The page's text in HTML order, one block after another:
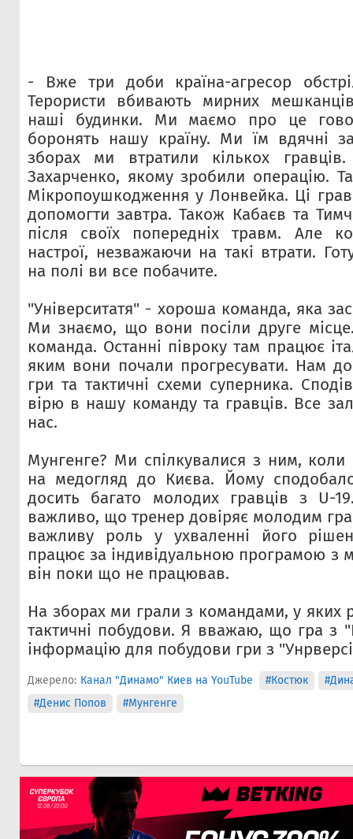
- Вже три доби країна-агресор
Терористи вбивають мирних
наші будинки. Ми маємо про це
боронять нашу країну. Ми їм вдячні
зборах ми втратили кількох
Захарченко, якому зробили операцію.
Мікропоушкодження у Лонвейка. Ці
допомогти завтра. Також Кабаєв та
після своїх попередніх травм. Але
настрої, незважаючи на такі втрати.
на полі ви все побачите.
"Університатя" - хороша команда, яка
Ми знаємо, що вони посіли друге
команда. Останні півроку там працює
яким вони почали прогресувати. Нам
гри та тактичні схеми суперника.
вірю в нашу команду та гравців. Все
нас.
Мунгенге? Ми спілкувалися з ним,
на медогляд до Києва. Йому
досить багато молодих гравців з U-
важливо, що тренер довіряє молодим
важливу роль у ухваленні його
працює за індивідуальною програмою з
він поки що не працював.
На зборах ми грали з командами, у яких
тактичні побудови. Я вважаю, що гра з
інформацію для побудови гри з
Джерело: Канал "Динамо" Киев на YouTube #Костюк
#Денис Попов
#Мунгенге